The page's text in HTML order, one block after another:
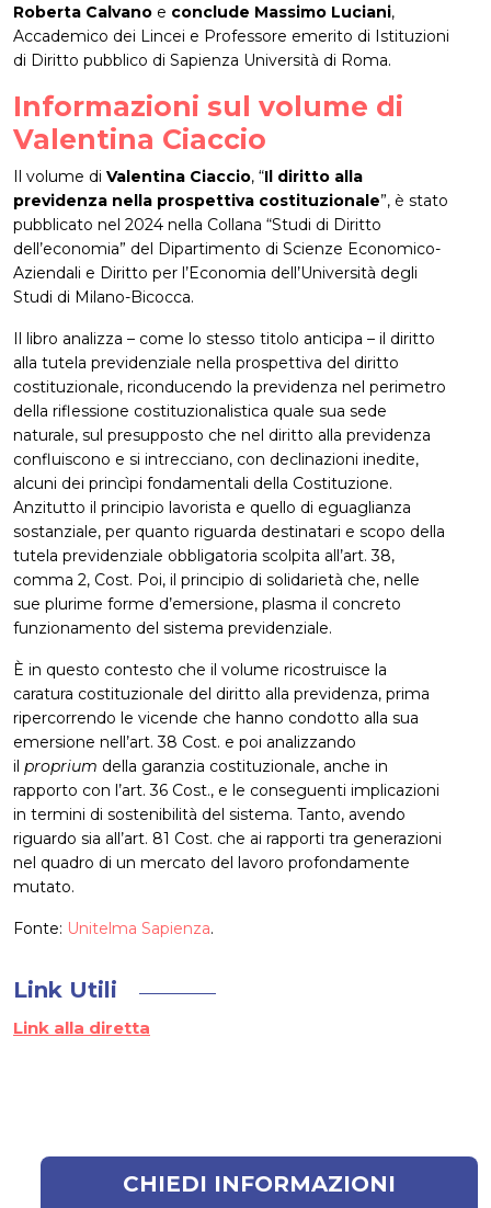
Roberta Calvano e conclude Massimo Luciani,
Accademico dei Lincei e Professore emerito di Istituzioni
di Diritto pubblico di Sapienza Università di Roma.
Informazioni sul volume di
Valentina Ciaccio
Il volume di Valentina Ciaccio, “Il diritto alla
previdenza nella prospettiva costituzionale”, è stato
pubblicato nel 2024 nella Collana “Studi di Diritto
dell’economia” del Dipartimento di Scienze Economico-
Aziendali e Diritto per l’Economia dell’Università degli
Studi di Milano-Bicocca.
Il libro analizza – come lo stesso titolo anticipa – il diritto
alla tutela previdenziale nella prospettiva del diritto
costituzionale, riconducendo la previdenza nel perimetro
della riflessione costituzionalistica quale sua sede
naturale, sul presupposto che nel diritto alla previdenza
confluiscono e si intrecciano, con declinazioni inedite,
alcuni dei princìpi fondamentali della Costituzione.
Anzitutto il principio lavorista e quello di eguaglianza
sostanziale, per quanto riguarda destinatari e scopo della
tutela previdenziale obbligatoria scolpita all’art. 38,
comma 2, Cost. Poi, il principio di solidarietà che, nelle
sue plurime forme d’emersione, plasma il concreto
funzionamento del sistema previdenziale.
È in questo contesto che il volume ricostruisce la
caratura costituzionale del diritto alla previdenza, prima
ripercorrendo le vicende che hanno condotto alla sua
emersione nell’art. 38 Cost. e poi analizzando
il proprium della garanzia costituzionale, anche in
rapporto con l’art. 36 Cost., e le conseguenti implicazioni
in termini di sostenibilità del sistema. Tanto, avendo
riguardo sia all’art. 81 Cost. che ai rapporti tra generazioni
nel quadro di un mercato del lavoro profondamente
mutato.
Fonte: Unitelma Sapienza.
Link Utili
Link alla diretta
CHIEDI INFORMAZIONI